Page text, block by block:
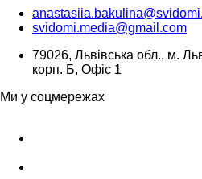
svidomi.media@gmail.com
79026, Львівська обл., м.
корп. Б, Офіс 1
Ми у соцмережах